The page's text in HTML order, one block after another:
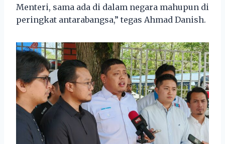
Menteri, sama ada di dalam negara mahupun di
peringkat antarabangsa,” tegas Ahmad Danish.